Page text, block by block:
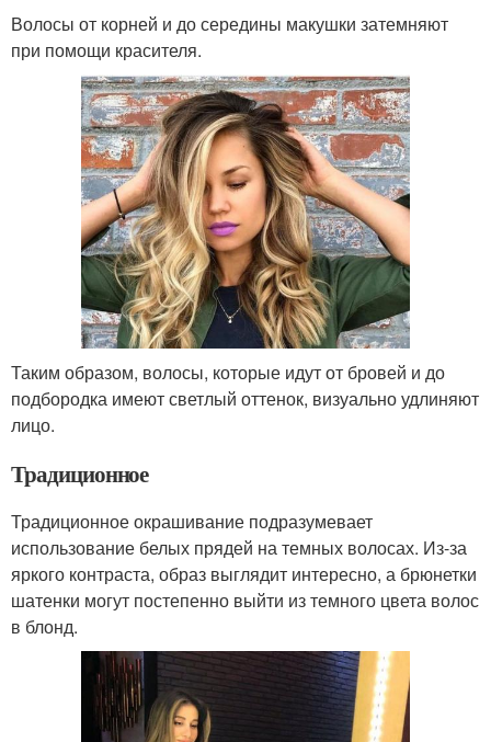
Волосы от корней и до середины макушки затемняют
при помощи красителя.
Таким образом, волосы, которые идут от бровей и до
подбородка имеют светлый оттенок, визуально удлиняют
лицо.
Традиционное
Традиционное окрашивание подразумевает
использование белых прядей на темных волосах. Из-за
яркого контраста, образ выглядит интересно, а брюнетки
шатенки могут постепенно выйти из темного цвета волос
в блонд.